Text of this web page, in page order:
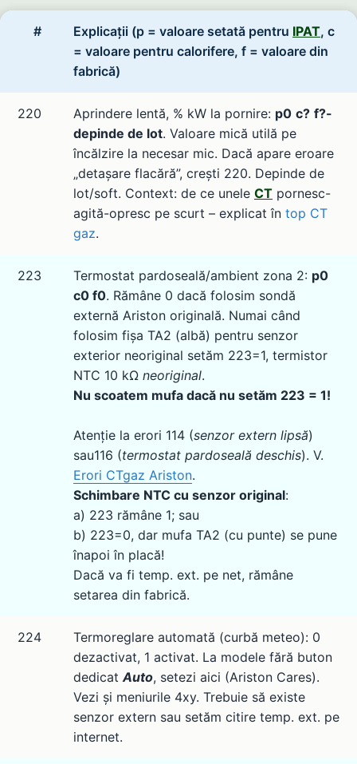
# Explicații (p = valoare setată pentru IPAT, c
= valoare pentru calorifere, f = valoare din
fabrică)
220 Aprindere lentă, % kW la pornire: p0 c? f?-
depinde de lot. Valoare mică utilă pe
încălzire la necesar mic. Dacă apare eroare
„detașare flacără”, crești 220. Depinde de
lot/soft. Context: de ce unele CT pornesc-
agită-opresc pe scurt – explicat în top CT
gaz.
223 Termostat pardoseală/ambient zona 2: p0
c0 f0. Rămâne 0 dacă folosim sondă
externă Ariston originală. Numai când
folosim fișa TA2 (albă) pentru senzor
exterior neoriginal setăm 223=1, termistor
NTC 10 kΩ neoriginal.
Nu scoatem mufa dacă nu setăm 223 = 1!
Atenție la erori 114 (senzor extern lipsă)
sau116 (termostat pardoseală deschis). V.
Erori CTgaz Ariston.
Schimbare NTC cu senzor original:
a) 223 rămâne 1; sau
b) 223=0, dar mufa TA2 (cu punte) se pune
înapoi în placă!
Dacă va fi temp. ext. pe net, rămâne
setarea din fabrică.
224
Termoreglare automată (curbă meteo): 0
dezactivat, 1 activat. La modele fără buton
dedicatAuto, setezi aici (Ariston Cares).
Vezi și meniurile 4xy. Trebuie să existe
senzor extern sau setăm citire temp. ext. pe
internet.